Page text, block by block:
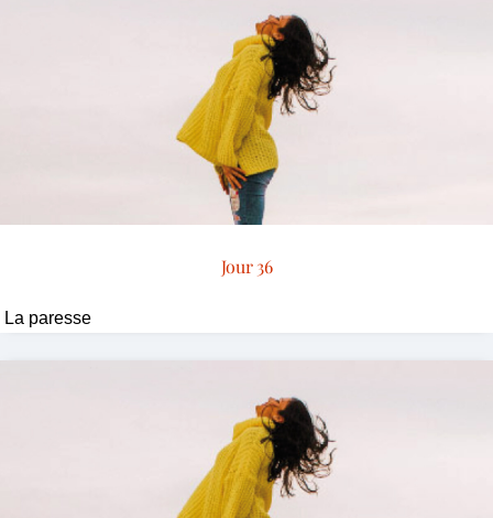
Jour 36
La paresse